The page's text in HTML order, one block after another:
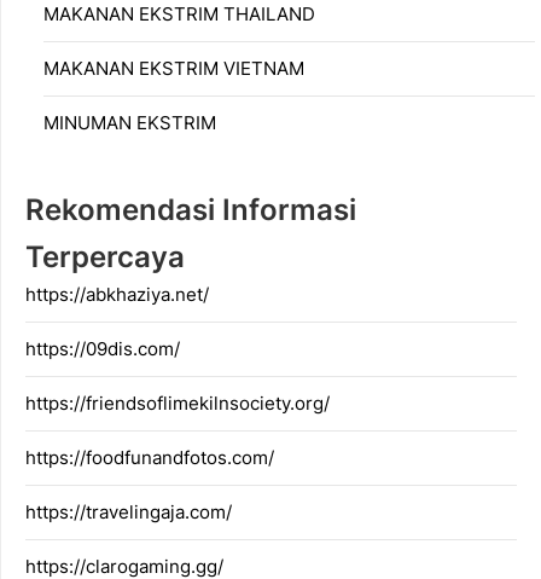
MAKANAN EKSTRIM THAILAND
MAKANAN EKSTRIM VIETNAM
MINUMAN EKSTRIM
Rekomendasi Informasi
Terpercaya
https://abkhaziya.net/
https://09dis.com/
https://friendsoflimekilnsociety.org/
https://foodfunandfotos.com/
https://travelingaja.com/
https://clarogaming.gg/